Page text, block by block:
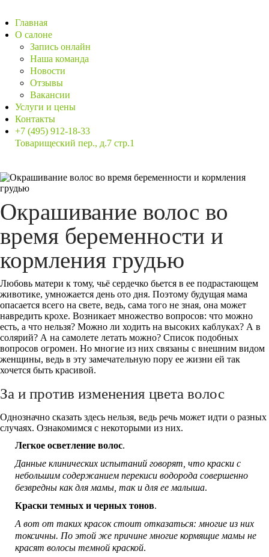
Главная
О салоне
Запись онлайн
Наша команда
Новости
Отзывы
Вакансии
Услуги и цены
Контакты
+7 (495) 912-18-33
Товарищеский пер., д.7 стр.1
Окрашивание волос во
время беременности и
кормления грудью
Любовь матери к тому, чьё сердечко бьется в ее подрастающем
животике, умножается день ото дня. Поэтому будущая мама
опасается всего на свете, ведь, сама того не зная, она может
навредить крохе. Возникает множество вопросов: что можно
есть, а что нельзя? Можно ли ходить на высоких каблуках? А в
солярий? А на самолете летать можно? Список подобных
вопросов огромен. Но многие из них связаны с внешним видом
женщины, ведь в эту замечательную пору ее жизни ей так
хочется быть красивой.
За и против изменения цвета волос
Однозначно сказать здесь нельзя, ведь речь может идти о разных
случаях. Ознакомимся с некоторыми из них.
Легкое осветление волос.
Данные клинических испытаний говорят, что краски с
небольшим содержанием перекиси водорода совершенно
безвредны как для мамы, так и для ее малыша.
Краски темных и черных тонов.
А вот от таких красок стоит отказаться: многие из них
токсичны. По этой же причине многие кормящие мамы не
красят волосы темной краской.